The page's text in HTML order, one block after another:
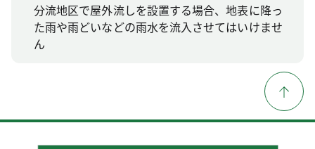
分流地区で屋外流しを設置する場合、地表に降っ
た雨や雨どいなどの雨水を流入させてはいけませ
ん